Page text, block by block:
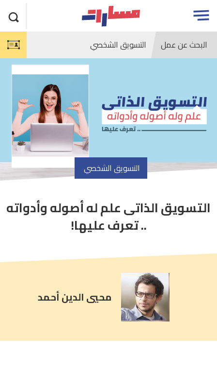
تجاوز
الاعلان
Open
menu
البحث عن عمل التسويق الشخصي
التسويق الشخصي
article
comment
count
التسويق الذاتى علم له أصوله وأدواته
.. تعرف عليها!
محيي الدين أحمد